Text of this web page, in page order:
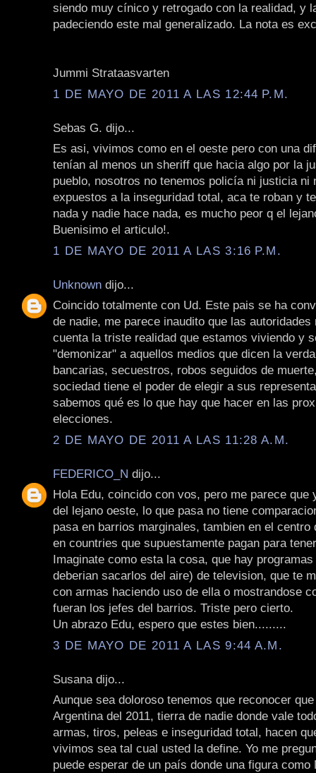
siendo muy cínico y retrogado con la realidad, y
padeciendo este mal generalizado. La nota es
Jummi Strataasvarten
1 DE MAYO DE 2011 A LAS 12:44 P.M.
Sebas G. dijo...
Es asi, vivimos como en el oeste pero con una
tenían al menos un sheriff que hacia algo por la
pueblo, nosotros no tenemos policía ni justicia ni
expuestos a la inseguridad total, aca te roban y
nada y nadie hace nada, es mucho peor q el
Buenisimo el articulo!.
1 DE MAYO DE 2011 A LAS 3:16 P.M.
Unknown dijo...
Coincido totalmente con Ud. Este pais se ha
de nadie, me parece inaudito que las autoridades
cuenta la triste realidad que estamos viviendo y
"demonizar" a aquellos medios que dicen la
bancarias, secuestros, robos seguidos de
sociedad tiene el poder de elegir a sus
sabemos qué es lo que hay que hacer en las
elecciones.
2 DE MAYO DE 2011 A LAS 11:28 A.M.
FEDERICO_N dijo...
Hola Edu, coincido con vos, pero me parece que
del lejano oeste, lo que pasa no tiene
pasa en barrios marginales, tambien en el centro
en countries que supuestamente pagan para
Imaginate como esta la cosa, que hay
deberian sacarlos del aire) de television, que te
con armas haciendo uso de ella o mostrandose
fueran los jefes del barrios. Triste pero cierto.
Un abrazo Edu, espero que estes bien.........
3 DE MAYO DE 2011 A LAS 9:44 A.M.
Susana dijo...
Aunque sea doloroso tenemos que reconocer
Argentina del 2011, tierra de nadie donde vale
armas, tiros, peleas e inseguridad total, hacen
vivimos sea tal cual usted la define. Yo me
puede esperar de un país donde una figura como